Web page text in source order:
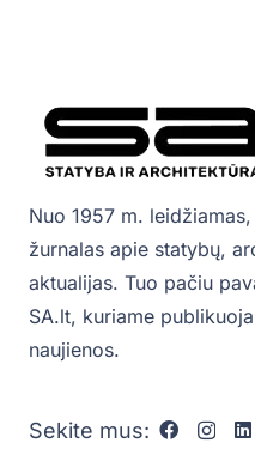
Nuo 1957 m.
žurnalas apie statybų,
aktualijas. Tuo pačiu
SA.lt, kuriame
naujienos.
Sekite mus: